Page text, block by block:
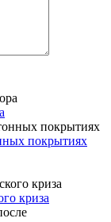
покрытиях
криза